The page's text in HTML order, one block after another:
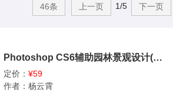
46条 上一页 1/5 下一页
Photoshop CS6辅助园林景观设计(第3版)
定价： ¥59
作者：杨云霄